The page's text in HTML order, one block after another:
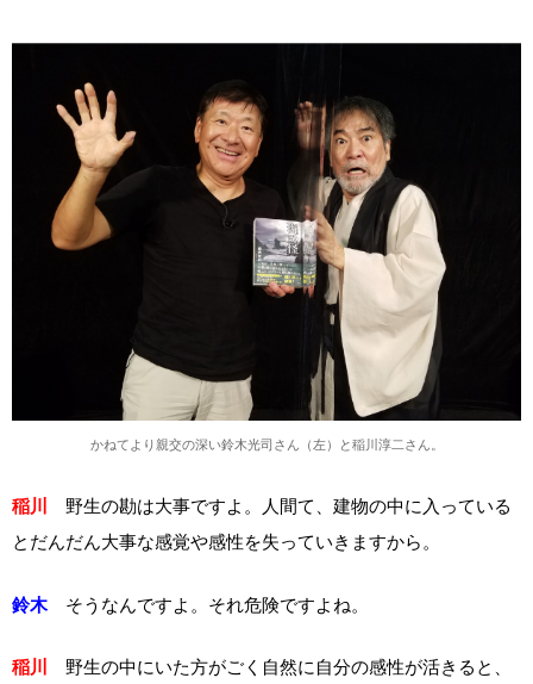
かねてより親交の深い鈴木光司さん（左）と稲川淳二さん。
稲川
野生の勘は大事ですよ。人間て、建物の中に入っている
とだんだん大事な感覚や感性を失っていきますから。
鈴木そうなんですよ。それ危険ですよね。
稲川
野生の中にいた方がごく自然に自分の感性が活きると、